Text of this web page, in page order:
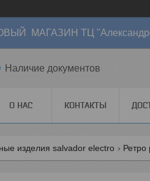
МАГАЗИН ТЦ
Наличие документов
О НАС КОНТАКТЫ
изделия salvador electro Ретро